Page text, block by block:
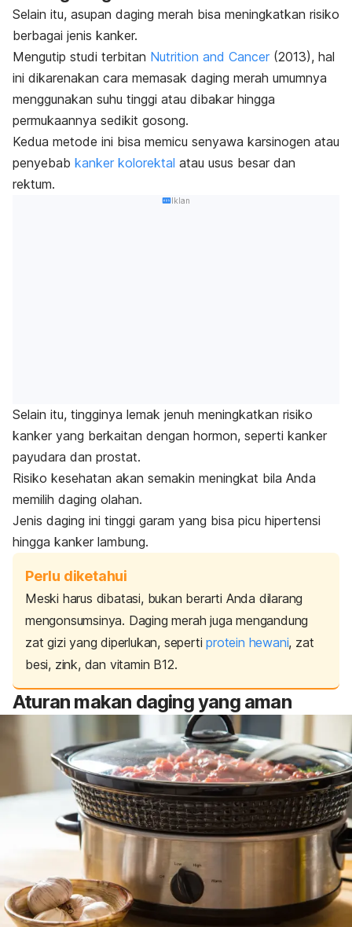
Selain itu, asupan daging merah bisa meningkatkan risiko
berbagai jenis kanker.
Mengutip studi terbitan Nutrition and Cancer (2013), hal
ini dikarenakan cara memasak daging merah umumnya
menggunakan suhu tinggi atau dibakar hingga
permukaannya sedikit gosong.
Kedua metode ini bisa memicu senyawa karsinogen atau
penyebab kanker kolorektal atau usus besar dan
rektum.
Iklan
Selain itu, tingginya lemak jenuh meningkatkan risiko
kanker yang berkaitan dengan hormon, seperti kanker
payudara dan prostat.
Risiko kesehatan akan semakin meningkat bila Anda
memilih daging olahan.
Jenis daging ini tinggi garam yang bisa picu hipertensi
hingga kanker lambung.
Perlu diketahui
Meski harus dibatasi, bukan berarti Anda dilarang
mengonsumsinya. Daging merah juga mengandung
zat gizi yang diperlukan, sepertiprotein hewani, zat
besi, zink, dan vitamin B12.
Aturan makan daging yang aman